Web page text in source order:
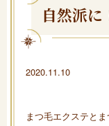
自然派に
2020.11.10
まつ毛エクステと